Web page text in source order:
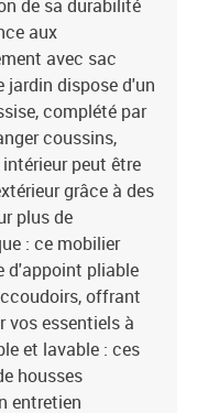
de siège :
de dossier : fibre de
x 55 x 3 cm (l x P x
45 x 13 cm (L x l x é)La
siège d'angle avec
de rangement avec un
une fonction de
x siège d'angle avec
de rangement avec
x coussin de siège
de sa durabilité
aux
avec sac
jardin dispose d'un
complété par
coussins,
peut être
grâce à des
plus de
: ce mobilier
d'appoint pliable
offrant
vos essentiels à
et lavable : ces
housses
entretien